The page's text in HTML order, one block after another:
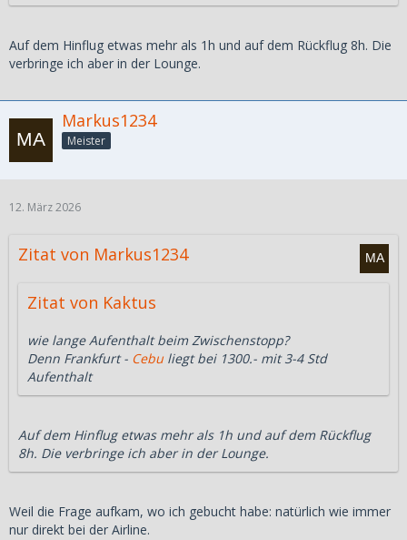
Auf dem Hinflug etwas mehr als 1h und auf dem Rückflug 8h. Die
verbringe ich aber in der Lounge.
Markus1234
Meister
12. März 2026
Zitat von Markus1234
Zitat von Kaktus
wie lange Aufenthalt beim Zwischenstopp?
Denn Frankfurt - Cebu liegt bei 1300.- mit 3-4 Std
Aufenthalt
Auf dem Hinflug etwas mehr als 1h und auf dem Rückflug
8h. Die verbringe ich aber in der Lounge.
Weil die Frage aufkam, wo ich gebucht habe: natürlich wie immer
nur direkt bei der Airline.